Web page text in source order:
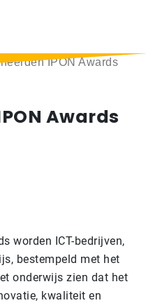
IPON Awards
Awards
worden ICT-bedrijven,
bestempeld met het
onderwijs zien dat het
kwaliteit en